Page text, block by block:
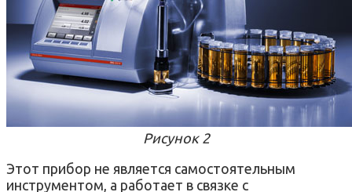
Рисунок 2
Этот прибор не является самостоятельным
инструментом, а работает в связке с